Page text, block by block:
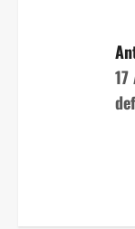
N
a